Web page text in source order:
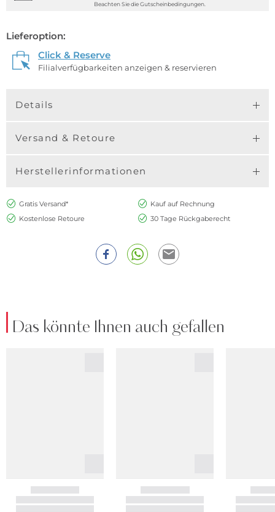
Beachten Sie die Gutscheinbedingungen.
Lieferoption:
Click & Reserve
Filialverfügbarkeiten anzeigen & reservieren
Details
Versand & Retoure
Herstellerinformationen
Gratis Versand*
Kauf auf Rechnung
Kostenlose Retoure
30 Tage Rückgaberecht
Das könnte Ihnen auch gefallen